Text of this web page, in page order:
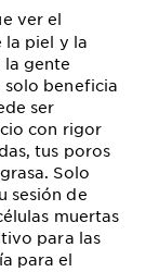
ver el
la piel y la
la gente
solo beneficia
ser
con rigor
tus poros
Solo
sesión de
muertas
para las
para el